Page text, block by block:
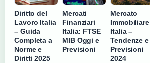
Diritto del
Lavoro Italia
– Guida
Completa a
Norme e
Diritti 2025
Mercati
Finanziari
Italia: FTSE
MIB Oggi e
Previsioni
Mercato
Immobiliare
Italia –
Tendenze e
Previsioni
2024